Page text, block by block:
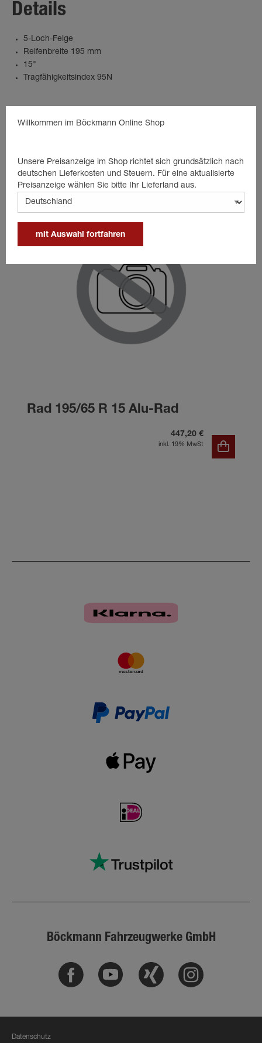
Details
5-Loch-Felge
Reifenbreite 195 mm
15"
Tragfähigkeitsindex 95N
Rad 195/65 R 15 Alu-Rad
447,20 €
inkl. 19% MwSt
Willkommen im Böckmann Online Shop
Unsere Preisanzeige im Shop richtet sich grundsätzlich nach
deutschen Lieferkosten und Steuern. Für eine aktualisierte
Preisanzeige wählen Sie bitte Ihr Lieferland aus.
mit Auswahl fortfahren
Böckmann Fahrzeugwerke GmbH
Facebook Youtube Xing Instagram
Datenschutz